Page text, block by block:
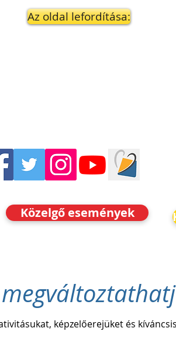
Az oldal lefordítása:
Közelgő események
képzelőerejüket és